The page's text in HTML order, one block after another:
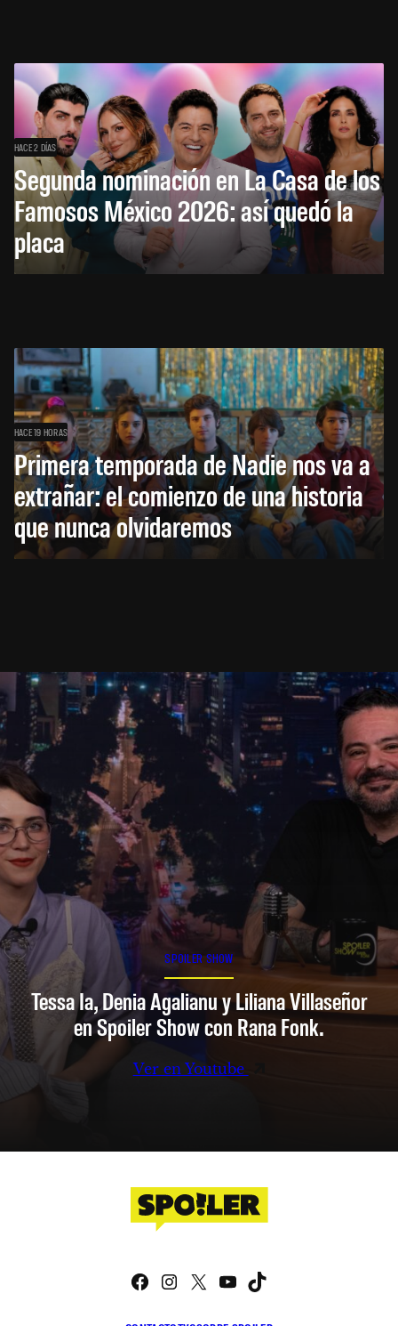
HACE 2 DÍAS
Segunda nominación en La Casa de los
Famosos México 2026: así quedó la
placa
HACE 19 HORAS
Primera temporada de Nadie nos va a
extrañar: el comienzo de una historia
que nunca olvidaremos
SPOILER SHOW
Tessa Ia, Denia Agalianu y Liliana Villaseñor
en Spoiler Show con Rana Fonk.
Ver en Youtube
Facebook
Instagram
X YouTube